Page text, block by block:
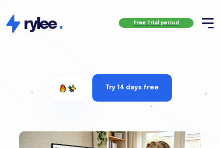
rylee. Free trial period
Try 14 days free